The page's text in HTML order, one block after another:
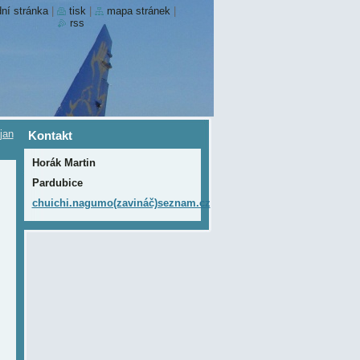
Kontakt
Horák Martin
Pardubice
chuichi.nagumo(zavináč)seznam.cz
stránka tisk mapa stránek
rss